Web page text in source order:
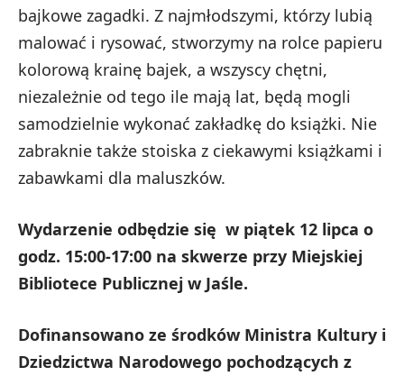
bajkowe zagadki. Z najmłodszymi, którzy lubią
malować i rysować, stworzymy na rolce papieru
kolorową krainę bajek, a wszyscy chętni,
niezależnie od tego ile mają lat, będą mogli
samodzielnie wykonać zakładkę do książki. Nie
zabraknie także stoiska z ciekawymi książkami i
zabawkami dla maluszków.
Wydarzenie odbędzie się w piątek 12 lipca o
godz. 15:00-17:00 na skwerze przy Miejskiej
Bibliotece Publicznej w Jaśle.
Dofinansowano ze środków Ministra Kultury i
Dziedzictwa Narodowego pochodzących z